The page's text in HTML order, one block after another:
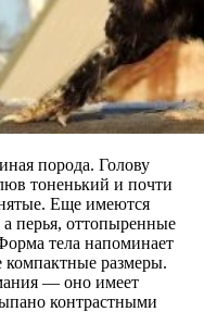
порода. Голову
тоненький и почти
Еще имеются
перья, оттопыренные
тела напоминает
размеры.
— оно имеет
контрастными